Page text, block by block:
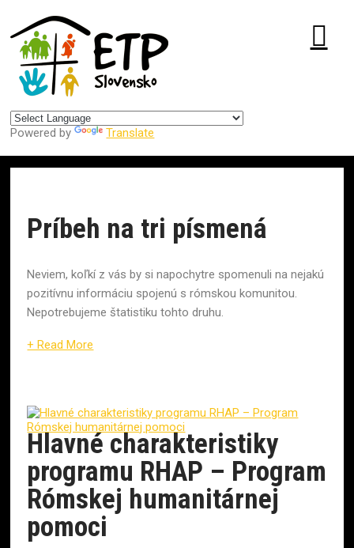
Powered by Translate
Príbeh na tri písmená
Neviem, koľkí z vás by si napochytre spomenuli na nejakú
pozitívnu informáciu spojenú s rómskou komunitou.
Nepotrebujeme štatistiku tohto druhu.
+ Read More
Hlavné charakteristiky
programu RHAP – Program
Rómskej humanitárnej
pomoci